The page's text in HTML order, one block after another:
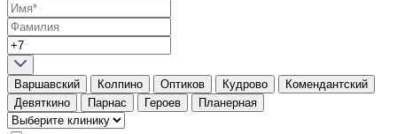
Варшавский Колпино Оптиков Кудрово
Комендантский
Девяткино
Парнас Героев Планерная